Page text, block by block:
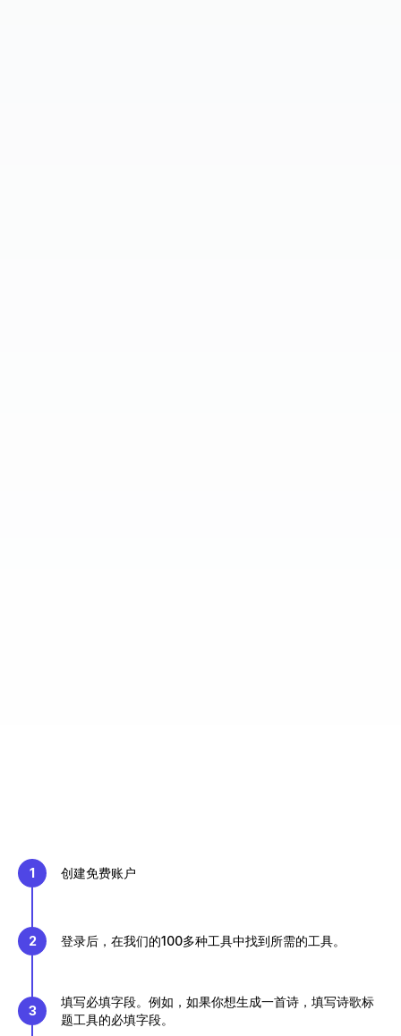
1 创建免费账户
2 登录后，在我们的100多种工具中找到所需的工具。
3
填写必填字段。例如，如果你想生成一首诗，填写诗歌标
题工具的必填字段。